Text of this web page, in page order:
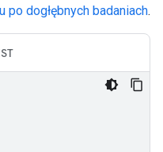
po dogłębnych badaniach.